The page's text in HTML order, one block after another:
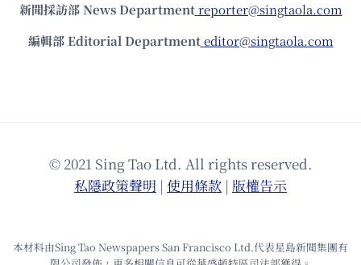
新聞採訪部 News Department reporter@singtaola.com
編輯部 Editorial Department editor@singtaola.com
© 2021 Sing Tao Ltd. All rights reserved.
私隱政策聲明 | 使⽤條款 | 版權告⽰
本材料由Sing Tao Newspapers San Francisco Ltd.代表星島新聞集團有